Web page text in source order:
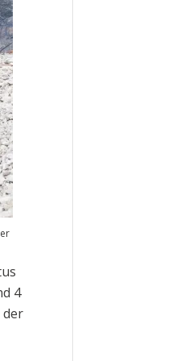
4
der